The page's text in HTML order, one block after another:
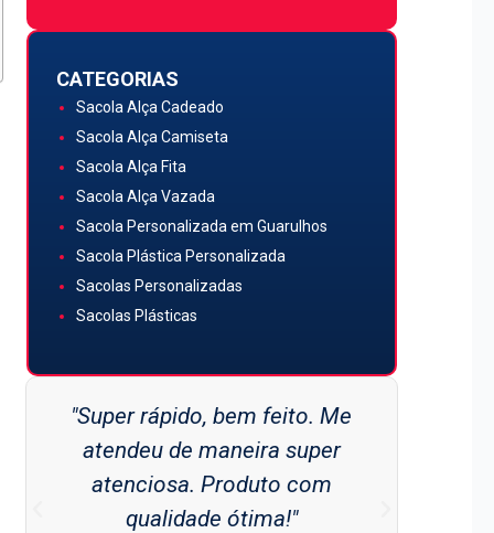
CATEGORIAS
Sacola Alça Cadeado
Sacola Alça Camiseta
Sacola Alça Fita
Sacola Alça Vazada
Sacola Personalizada em Guarulhos
Sacola Plástica Personalizada
Sacolas Personalizadas
Sacolas Plásticas
"Super rápido, bem feito. Me
atendeu de maneira super
atenciosa. Produto com
qualidade ótima!"